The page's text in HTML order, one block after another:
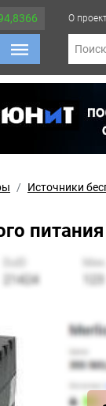
О
Поиск
Источники